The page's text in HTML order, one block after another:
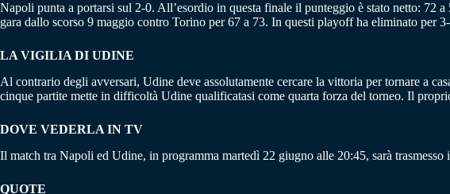
Napoli punta a portarsi sul 2-0. All’esordio in questa finale il punteggio è stato netto: 72
gara dallo scorso 9 maggio contro Torino per 67 a 73. In questi playoff ha eliminato per
LA VIGILIA DI UDINE
Al contrario degli avversari, Udine deve assolutamente cercare la vittoria per tornare a
cinque partite mette in difficoltà Udine qualificatasi come quarta forza del torneo. Il
DOVE VEDERLA IN TV
Il match tra Napoli ed Udine, in programma martedì 22 giugno alle 20:45, sarà trasmesso
QUOTE